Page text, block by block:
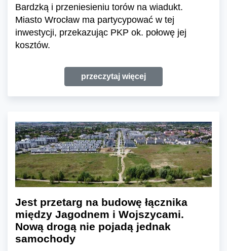
Bardzką i przeniesieniu torów na wiadukt.
Miasto Wrocław ma partycypować w tej
inwestycji, przekazując PKP ok. połowę jej
kosztów.
przeczytaj więcej
Jest przetarg na budowę łącznika
między Jagodnem i Wojszycami.
Nową drogą nie pojadą jednak
samochody